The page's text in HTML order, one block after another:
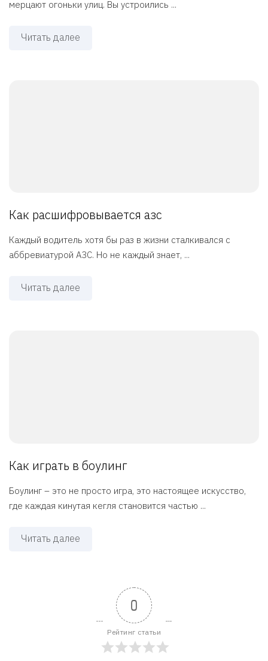
мерцают огоньки улиц. Вы устроились ...
Читать далее
Как расшифровывается азс
Каждый водитель хотя бы раз в жизни сталкивался с
аббревиатурой АЗС. Но не каждый знает, ...
Читать далее
Как играть в боулинг
Боулинг – это не просто игра, это настоящее искусство,
где каждая кинутая кегля становится частью ...
Читать далее
0
Рейтинг статьи